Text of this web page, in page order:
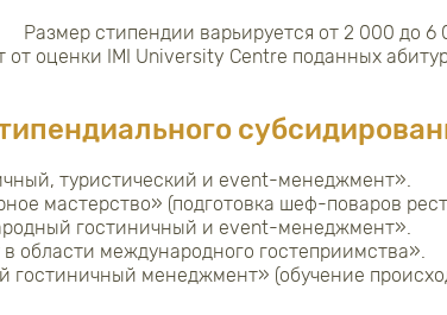
Размер стипендии варьируется от 2 000 до
оценки IMI University Centre поданных
туристический и event-менеджмент».
мастерство» (подготовка шеф-поваров
гостиничный и event-менеджмент».
области международного гостеприимства».
гостиничный менеджмент» (обучение